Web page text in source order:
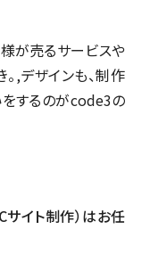
様が売るサービスや
,デザインも、制作
をするのがcode3の
サイト制作）はお任